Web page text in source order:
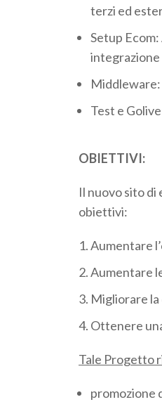
terzi ed
Setup
integrazione
Middleware:
Test e
OBIETTIVI:
Il nuovo sito
obiettivi:
Aumentare
Aumentare
Migliorare la
Ottenere
Tale Progetto
promozione